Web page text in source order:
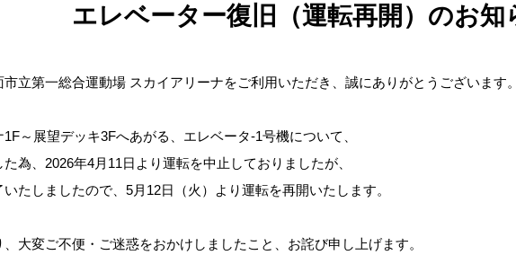
エレベーター復旧（運転再開）のお知
市立第一総合運動場 スカイアリーナをご利用いただき、誠にありがとうございます
～展望デッキ3Fへあがる、エレベータ-1号機について、
為、2026年4月11日より運転を中止しておりましたが、
たしましたので、5月12日（火）より運転を再開いたします。
大変ご不便・ご迷惑をおかけしましたこと、お詫び申し上げます。